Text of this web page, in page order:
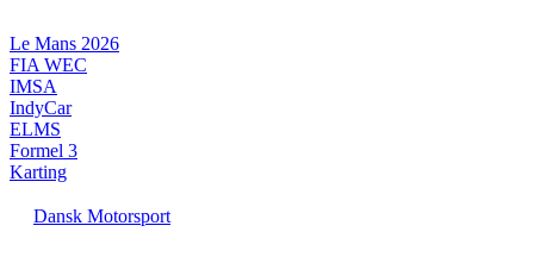
til
indhold
Le Mans 2026
FIA WEC
IMSA
IndyCar
ELMS
Formel 3
Karting
Dansk Motorsport